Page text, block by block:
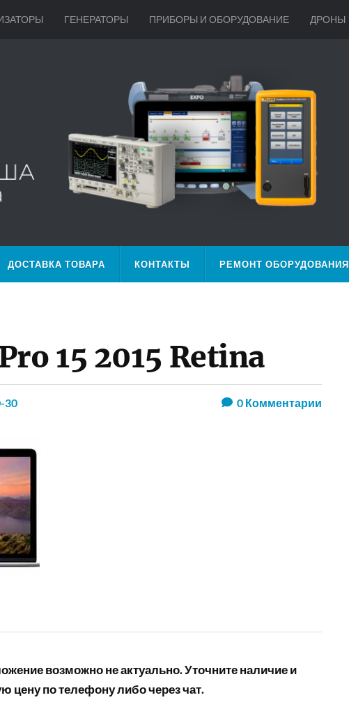
ГЕНЕРАТОРЫ ПРИБОРЫ И ОБОРУДОВАНИЕ ДРОНЫ
ДОСТАВКА ТОВАРА КОНТАКТЫ РЕМОНТ ОБОРУДОВАНИЯ
15 2015 Retina
30 0Комментарии
возможно не актуально. Уточните наличие и
цену по телефону либо через чат.